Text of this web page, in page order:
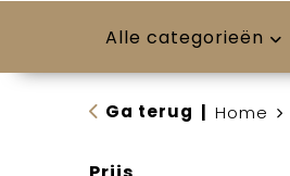
Alle categorieën
Ga terug Home